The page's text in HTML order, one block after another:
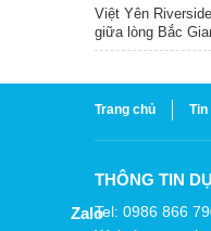
Việt Yên
giữa lòng Bắc
Trang chủ
THÔNG TIN
Tel: 0986 866
Zalo